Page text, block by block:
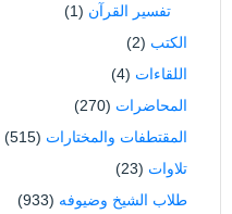
تفسير القرآن (1)
الكتب (2)
اللقاءات (4)
المحاضرات (270)
المقتطفات والمختارات (515)
تلاوات (23)
طلاب الشيخ وضيوفه (933)